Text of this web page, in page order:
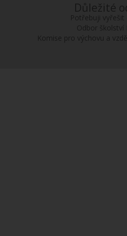
Důležité
Potřebuji vyřešit
Odbor školství
Komise pro výchovu a